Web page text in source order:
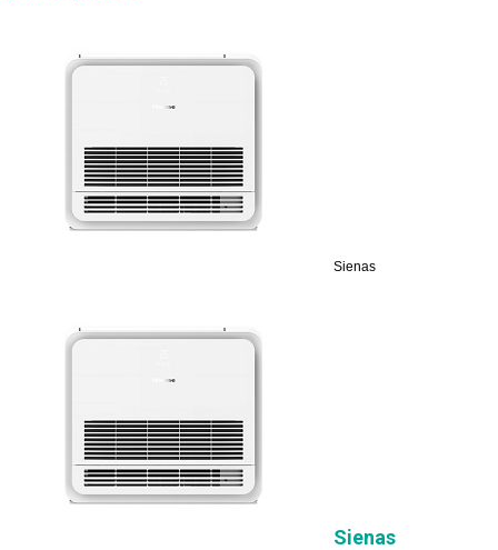
Sienas
Sienas